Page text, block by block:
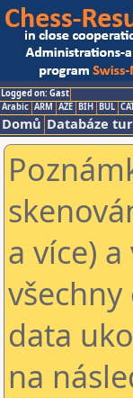
Logged on: Gast
Arabic ARM AZE BIH BUL
Domů Databáze
a více)
data
na